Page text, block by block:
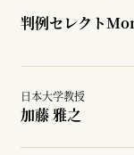
判例セレクト
日本大学教授
加藤 雅之